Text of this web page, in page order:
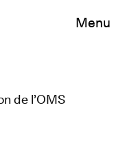
Menu
de l’OMS